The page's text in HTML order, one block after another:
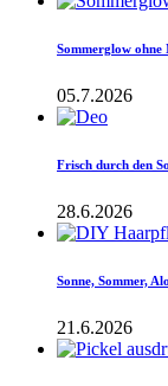
Sommerglow ohne
05.7.2026
Frisch durch den
28.6.2026
Sonne, Sommer,
21.6.2026